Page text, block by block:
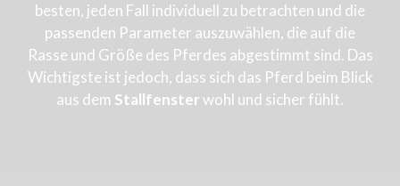
besten, jeden Fall individuell zu betrachten und die
passenden Parameter auszuwählen, die auf die
Rasse und Größe des Pferdes abgestimmt sind. Das
Wichtigste ist jedoch, dass sich das Pferd beim Blick
aus dem Stallfensterwohl und sicher fühlt.